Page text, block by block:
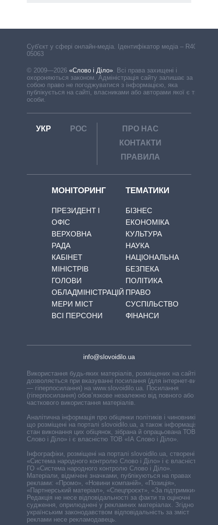
Cуб'єкт у сфері онлайн-медіа. Ідентифікатор медіа – R40-
05063
© 2009—2026 «Слово і Діло». Всі права захищені і
охороняються законом. Адміністрація сайту залишає за
собою право не погоджуватися з інформацією, яка
публікується на сайті, власниками або авторами якої є треті
особи.
УКР РОС
ПРО НАС
КОНТАКТИ
ПРАВИЛА
МОНІТОРИНГ
ПРЕЗИДЕНТ І
ОФІС
ВЕРХОВНА
РАДА
КАБІНЕТ
МІНІСТРІВ
ГОЛОВИ
ОБЛАДМІНІСТРАЦІЙ
МЕРИ МІСТ
ВСІ ПЕРСОНИ
ТЕМАТИКИ
БІЗНЕС
ЕКОНОМІКА
КУЛЬТУРА
НАУКА
НАЦІОНАЛЬНА
БЕЗПЕКА
ПОЛІТИКА
ПРАВО
СУСПІЛЬСТВО
ФІНАНСИ
info@slovoidilo.ua
Використання будь-яких матеріалів, розміщених на сайті,
дозволяється при вказуванні посилання (для інтернет-видань
— гіперпосилання) на www.slovoidilo.ua. Посилання
(гіперпосилання) обов’язкове незалежно від повного або
часткового використання матеріалів.
Аналітична інформація про обіцянки політиків і чиновників,
що розміщені на порталі slovoidilo.ua, а також інформація про
стан виконання цих обіцянок, зібрана й опрацьована ТОВ «ІА
Слово і Діло» і є власністю ТОВ «ІА Слово і Діло».
Інфографіки, розміщені на порталі slovoidilo.ua, створені ГО
«Система народного контролю Слово і Діло» і є власністю
ГО «Система народного контролю Слово і Діло».
Матеріали, відмічені значками, публікуються на правах
реклами: «Промо», «Новини компаній», «Позиція»,
«Партнерський матеріал», «Спецпроєкт», «За підтримки».
Редакція не несе відповідальності за факти та оціночні
судження, оприлюднені у рекламних матеріалах. Згідно з
українським законодавством відповідальність за зміст
реклами несе рекламодавець.